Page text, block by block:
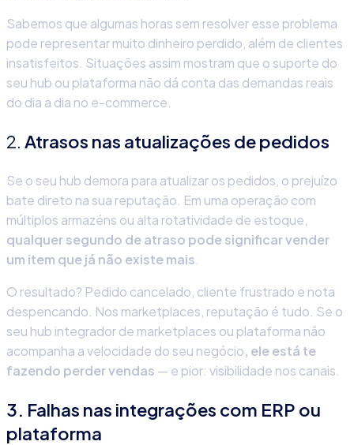
Sabemos que algumas horas sem resolver esse problema
pode representar muito dinheiro perdido, além de clientes
insatisfeitos. Situações assim mostram que o suporte do
seu hub ou plataforma não dá conta das demandas reais
do dia a dia no e-commerce.
2. Atrasos nas atualizações de pedidos
Se o seu hub demora para atualizar os pedidos, o prejuízo
bate direto na sua reputação. Em uma operação com
múltiplos armazéns ou alta rotatividade de estoque,
qualquer segundo de atraso pode significar vender
um item que já não existe mais
O resultado? Pedido cancelado, cliente frustrado e nota
despencando. Nos marketplaces, reputação é tudo. Se o
seu hub integrador de marketplaces ou plataforma não
acompanha a velocidade do seu negócio, ele está te
fazendo perder vendas — e pior: visibilidade nos canais.
3. Falhas nas integrações com ERP ou
plataforma